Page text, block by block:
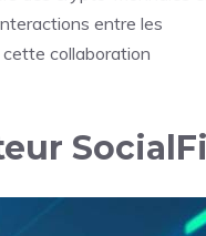
entre les
collaboration